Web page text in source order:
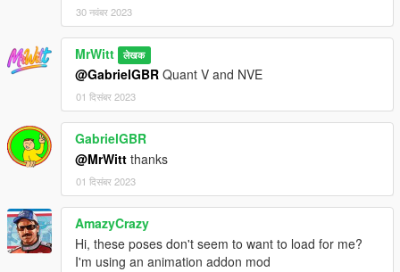
30 नवंबर 2023
MrWitt लेखक
@GabrielGBR Quant V and NVE
01 दिसंबर 2023
GabrielGBR
@MrWitt thanks
01 दिसंबर 2023
AmazyCrazy
Hi, these poses don't seem to want to load for me?
I'm using an animation addon mod